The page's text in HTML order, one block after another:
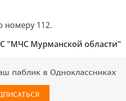
номеру 112.
"МЧС Мурманской области"
паблик в Одноклассниках